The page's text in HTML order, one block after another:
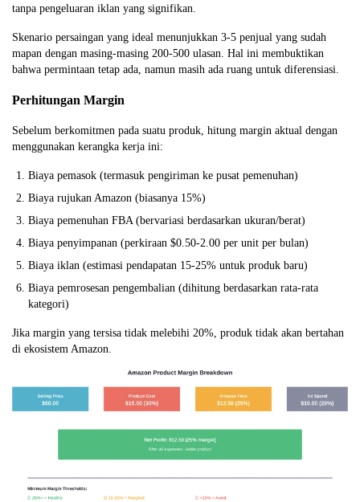
tanpa pengeluaran iklan yang signifikan.
Skenario persaingan yang ideal menunjukkan 3-5 penjual yang sudah
mapan dengan masing-masing 200-500 ulasan. Hal ini membuktikan
bahwa permintaan tetap ada, namun masih ada ruang untuk diferensiasi.
Perhitungan Margin
Sebelum berkomitmen pada suatu produk, hitung margin aktual dengan
menggunakan kerangka kerja ini:
Biaya pemasok (termasuk pengiriman ke pusat pemenuhan)
Biaya rujukan Amazon (biasanya 15%)
Biaya pemenuhan FBA (bervariasi berdasarkan ukuran/berat)
Biaya penyimpanan (perkiraan $0.50-2.00 per unit per bulan)
Biaya iklan (estimasi pendapatan 15-25% untuk produk baru)
Biaya pemrosesan pengembalian (dihitung berdasarkan rata-rata
kategori)
Jika margin yang tersisa tidak melebihi 20%, produk tidak akan bertahan
di ekosistem Amazon.